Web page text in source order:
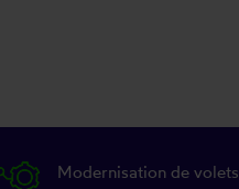
Modernisation de volets